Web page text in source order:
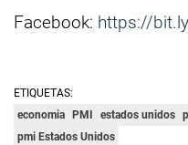
Facebook: https://
ETIQUETAS:
economia
PMI estados unidos
pmi Estados Unidos